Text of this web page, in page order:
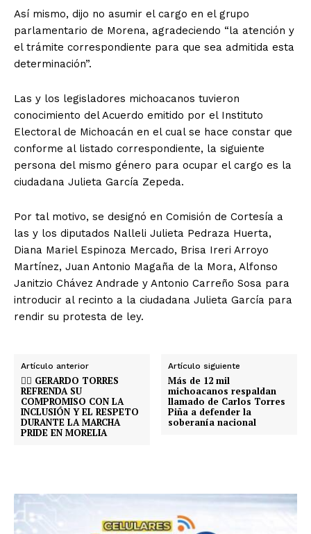
Así mismo, dijo no asumir el cargo en el grupo
parlamentario de Morena, agradeciendo “la atención y
el trámite correspondiente para que sea admitida esta
determinación”.
Las y los legisladores michoacanos tuvieron
conocimiento del Acuerdo emitido por el Instituto
Electoral de Michoacán en el cual se hace constar que
conforme al listado correspondiente, la siguiente
persona del mismo género para ocupar el cargo es la
ciudadana Julieta García Zepeda.
Por tal motivo, se designó en Comisión de Cortesía a
las y los diputados Nalleli Julieta Pedraza Huerta,
Diana Mariel Espinoza Mercado, Brisa Ireri Arroyo
Martínez, Juan Antonio Magaña de la Mora, Alfonso
Janitzio Chávez Andrade y Antonio Carreño Sosa para
introducir al recinto a la ciudadana Julieta García para
rendir su protesta de ley.
Artículo anterior
🏳️‍🌈 GERARDO TORRES
REFRENDA SU
COMPROMISO CON LA
INCLUSIÓN Y EL RESPETO
DURANTE LA MARCHA
PRIDE EN MORELIA
Artículo siguiente
Más de 12 mil
michoacanos respaldan
llamado de Carlos Torres
Piña a defender la
soberanía nacional